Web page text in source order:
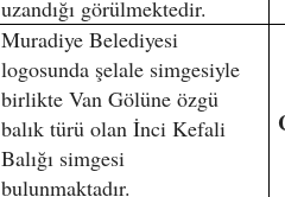
uzandığı görülmektedir.
Muradiye Belediyesi
logosunda şelale simgesiyle
birlikte Van Gölüne özgü
balık türü olan İnci Kefali
Balığı simgesi
bulunmaktadır.